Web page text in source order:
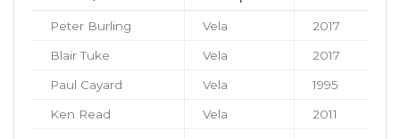
Peter Burling Vela 2017
Blair Tuke Vela 2017
Paul Cayard Vela 1995
Ken Read Vela 2011